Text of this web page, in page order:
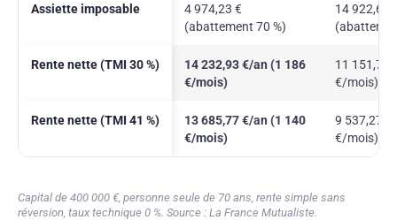
Assiette imposable
4 974,23 €
(abattement 70 %)
14 922,69
Rente nette (TMI 30 %)
14 232,93 €/an (1 186
€/mois)
11 151,77
€/mois)
Rente nette (TMI 41 %)
13 685,77 €/an (1 140
€/mois)
9 537,27
€/mois)
Capital de 400 000 €, personne seule de 70 ans, rente simple sans
réversion, taux technique 0 %. Source : La France Mutualiste.